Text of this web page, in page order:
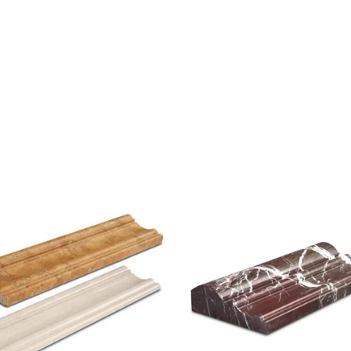
查看內容 查看內容